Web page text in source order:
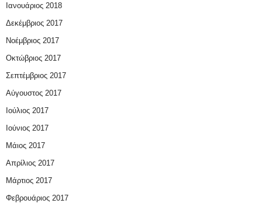
Ιανουάριος 2018
Δεκέμβριος 2017
Νοέμβριος 2017
Οκτώβριος 2017
Σεπτέμβριος 2017
Αύγουστος 2017
Ιούλιος 2017
Ιούνιος 2017
Μάιος 2017
Απρίλιος 2017
Μάρτιος 2017
Φεβρουάριος 2017